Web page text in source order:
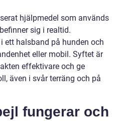
hjälpmedel som används
sig i realtid.
ett halsband på hunden och
eller mobil. Syftet är
effektivare och ge
även i svår terräng och på
fungerar och